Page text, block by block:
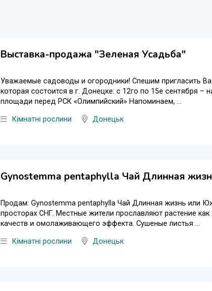
Выставка-продажа "Зеленая Усадьба"
Уважаемые садоводы и огородники! Спешим пригласить
которая состоится в г. Донецке: с 12го по 15е сентября –
площади перед РСК «Олимпийский» Напоминаем, ...
Кімнатні рослини Донецьк
Gynostemma pentaphylla Чай Длинная
Продам: Gynostemma pentaphylla Чай Длинная жизнь или
просторах СНГ. Местные жители прославляют растение
качеств и омолаживающего эффекта. Сушеные листья ...
Кімнатні рослини Донецьк